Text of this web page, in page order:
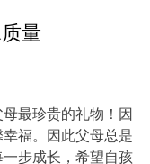
量
最珍贵的礼物！因
福。因此父母总是
步成长，希望自孩